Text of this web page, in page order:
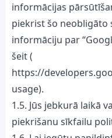
informācijas
piekrist šo neobligāto
informāciju par
šeit (
https://
usage).
1.5. Jūs jebkurā laikā
piekrišanu sīkfailu